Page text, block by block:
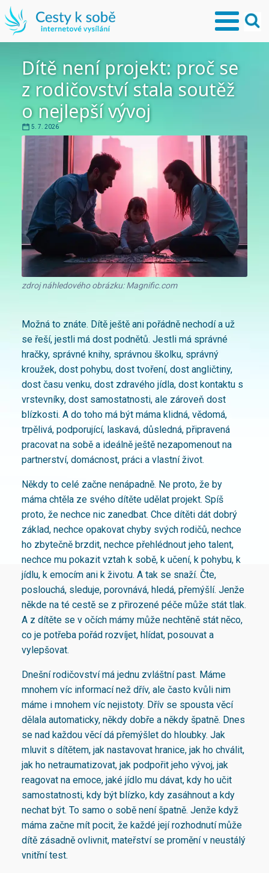
Dítě není projekt: proč se
z rodičovství stala soutěž
o nejlepší vývoj
5. 7. 2026
zdroj náhledového obrázku: Magnific.com
Možná to znáte. Dítě ještě ani pořádně nechodí a už
se řeší, jestli má dost podnětů. Jestli má správné
hračky, správné knihy, správnou školku, správný
kroužek, dost pohybu, dost tvoření, dost angličtiny,
dost času venku, dost zdravého jídla, dost kontaktu s
vrstevníky, dost samostatnosti, ale zároveň dost
blízkosti. A do toho má být máma klidná, vědomá,
trpělivá, podporující, laskavá, důsledná, připravená
pracovat na sobě a ideálně ještě nezapomenout na
partnerství, domácnost, práci a vlastní život.
Někdy to celé začne nenápadně. Ne proto, že by
máma chtěla ze svého dítěte udělat projekt. Spíš
proto, že nechce nic zanedbat. Chce dítěti dát dobrý
základ, nechce opakovat chyby svých rodičů, nechce
ho zbytečně brzdit, nechce přehlédnout jeho talent,
nechce mu pokazit vztah k sobě, k učení, k pohybu, k
jídlu, k emocím ani k životu. A tak se snaží. Čte,
poslouchá, sleduje, porovnává, hledá, přemýšlí. Jenže
někde na té cestě se z přirozené péče může stát tlak.
A z dítěte se v očích mámy může nechtěně stát něco,
co je potřeba pořád rozvíjet, hlídat, posouvat a
vylepšovat.
Dnešní rodičovství má jednu zvláštní past. Máme
mnohem víc informací než dřív, ale často kvůli nim
máme i mnohem víc nejistoty. Dřív se spousta věcí
dělala automaticky, někdy dobře a někdy špatně. Dnes
se nad každou věcí dá přemýšlet do hloubky. Jak
mluvit s dítětem, jak nastavovat hranice, jak ho chválit,
jak ho netraumatizovat, jak podpořit jeho vývoj, jak
reagovat na emoce, jaké jídlo mu dávat, kdy ho učit
samostatnosti, kdy být blízko, kdy zasáhnout a kdy
nechat být. To samo o sobě není špatně. Jenže když
máma začne mít pocit, že každé její rozhodnutí může
dítě zásadně ovlivnit, mateřství se promění v neustálý
vnitřní test.